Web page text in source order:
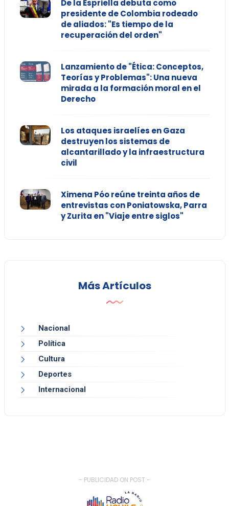
De la Espriella debuta como
presidente de Colombia rodeado
de aliados: "Es tiempo de la
recuperación del orden"
Lanzamiento de "Ética: Conceptos,
Teorías y Problemas": Una nueva
mirada a la formación moral en el
Derecho
Los ataques israelíes en Gaza
destruyen los sistemas de
alcantarillado y la infraestructura
civil
Ximena Póo reúne treinta años de
entrevistas con Poniatowska, Parra
y Zurita en "Viaje entre siglos"
Más Artículos
Nacional
Política
Cultura
Deportes
Internacional
- PUBLICIDAD ON POST -